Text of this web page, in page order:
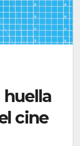
huella
cine